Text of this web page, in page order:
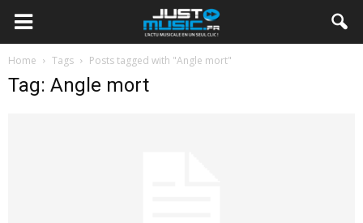
Home Tags Posts tagged with "Angle mort"
Tag: Angle mort